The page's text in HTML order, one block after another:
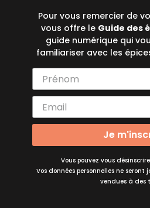
Pour vous remercier de
vous offre le Guide des
guide numérique qui
familiariser avec les
Je
Vous pouvez vous
Vos données personnelles ne
vendues à des